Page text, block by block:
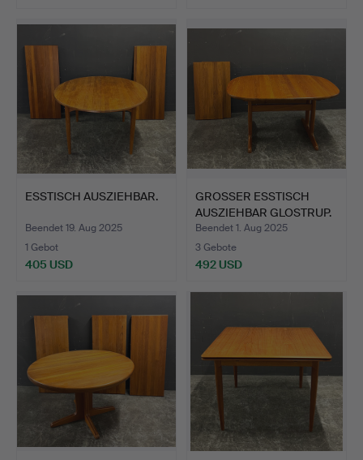
ESSTISCH AUSZIEHBAR.
Beendet 19. Aug 2025
1 Gebot
405 USD
GROSSER ESSTISCH
AUSZIEHBAR GLOSTRUP.
Beendet 1. Aug 2025
3 Gebote
492 USD